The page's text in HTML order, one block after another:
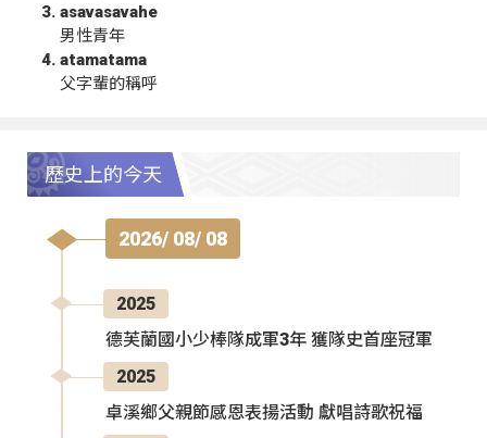
asavasavahe
男性青年
atamatama
父字輩的稱呼
歷史上的今天
2026/ 08/ 08
2025
德芙蘭國小少棒隊成軍3年 獲隊史首座冠軍
2025
卓溪鄉父親節感恩表揚活動 獻唱詩歌祝福